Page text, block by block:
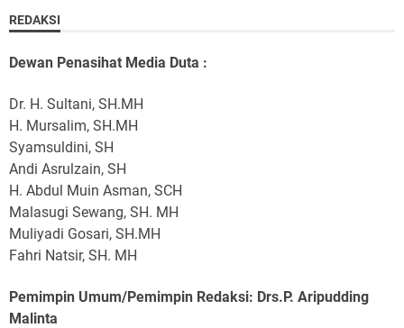
REDAKSI
Dewan Penasihat Media Duta :
Dr. H. Sultani, SH.MH
H. Mursalim, SH.MH
Syamsuldini, SH
Andi Asrulzain, SH
H. Abdul Muin Asman, SCH
Malasugi Sewang, SH. MH
Muliyadi Gosari, SH.MH
Fahri Natsir, SH. MH
Pemimpin Umum/Pemimpin Redaksi: Drs.P. Aripudding
Malinta